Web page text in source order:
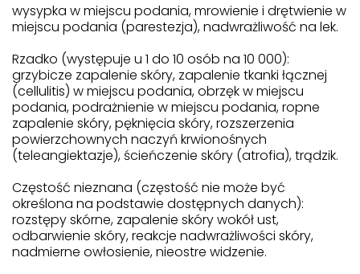
wysypka w miejscu podania, mrowienie i drętwienie w
miejscu podania (parestezja), nadwrażliwość na lek.
Rzadko (występuje u 1 do 10 osób na 10 000):
grzybicze zapalenie skóry, zapalenie tkanki łącznej
(cellulitis) w miejscu podania, obrzęk w miejscu
podania, podrażnienie w miejscu podania, ropne
zapalenie skóry, pęknięcia skóry, rozszerzenia
powierzchownych naczyń krwionośnych
(teleangiektazje), ścieńczenie skóry (atrofia), trądzik.
Częstość nieznana (częstość nie może być
określona na podstawie dostępnych danych):
rozstępy skórne, zapalenie skóry wokół ust,
odbarwienie skóry, reakcje nadwrażliwości skóry,
nadmierne owłosienie, nieostre widzenie.